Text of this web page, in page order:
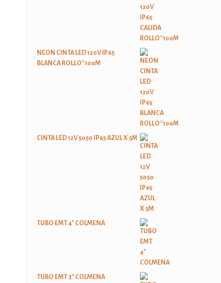
NEON CINTA LED 120V IP65
BLANCA ROLLO*100M
CINTA LED 12V 5050 IP65 AZUL X 5M
TUBO EMT 4" COLMENA
TUBO EMT 3" COLMENA